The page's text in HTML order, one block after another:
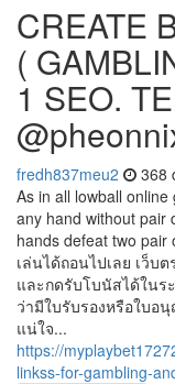
CREATE
(
1 SEO.
fredh837meu2 368
As in all lowball
any hand without pair
hands defeat two
เล่นได้ถอนไปเลย เว็บ
และกดรับโบนัสได้ในร
ว่ามีใบรับรองหรือใบอ
แน่ใจ...
https://
linkss-for-gambling-